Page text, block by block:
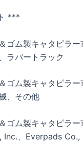
***
ゴム製キャタピラ
ラバートラック
ゴム製キャタピラ
、その他
ゴム製キャタピラ
Inc.、Everpads